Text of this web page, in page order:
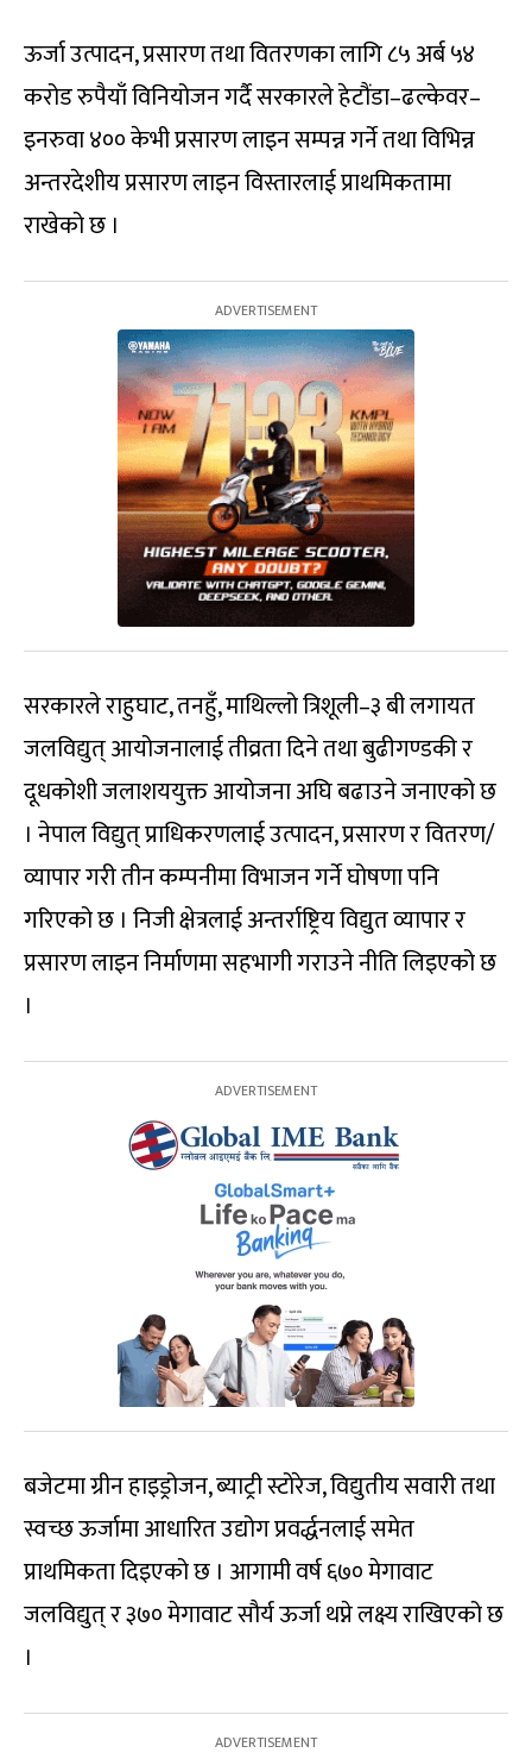
ऊर्जा उत्पादन, प्रसारण तथा वितरणका लागि ८५ अर्ब ५४
करोड रुपैयाँ विनियोजन गर्दै सरकारले हेटौंडा–ढल्केवर–
इनरुवा ४०० केभी प्रसारण लाइन सम्पन्न गर्ने तथा विभिन्न
अन्तरदेशीय प्रसारण लाइन विस्तारलाई प्राथमिकतामा
राखेको छ ।
सरकारले राहुघाट, तनहुँ, माथिल्लो त्रिशूली–३ बी लगायत
जलविद्युत् आयोजनालाई तीव्रता दिने तथा बुढीगण्डकी र
दूधकोशी जलाशययुक्त आयोजना अघि बढाउने जनाएको छ
। नेपाल विद्युत् प्राधिकरणलाई उत्पादन, प्रसारण र वितरण/
व्यापार गरी तीन कम्पनीमा विभाजन गर्ने घोषणा पनि
गरिएको छ । निजी क्षेत्रलाई अन्तर्राष्ट्रिय विद्युत व्यापार र
प्रसारण लाइन निर्माणमा सहभागी गराउने नीति लिइएको छ
।
बजेटमा ग्रीन हाइड्रोजन, ब्याट्री स्टोरेज, विद्युतीय सवारी तथा
स्वच्छ ऊर्जामा आधारित उद्योग प्रवर्द्धनलाई समेत
प्राथमिकता दिइएको छ । आगामी वर्ष ६७० मेगावाट
जलविद्युत् र ३७० मेगावाट सौर्य ऊर्जा थप्ने लक्ष्य राखिएको छ
।